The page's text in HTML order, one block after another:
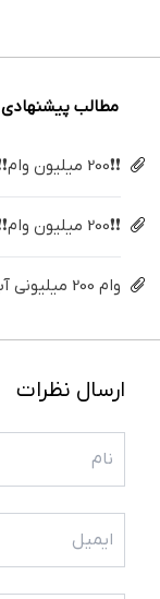
کن
مطالب پیشنهادی
❗❗200 میلیون وام❗❗ در آبان تتر احراز هویت کن
❗❗200 میلیون وام❗❗ فقط با احراز هویت
وام 200 میلیونی آبان تتر. همین الان احراز هویت کن!
ارسال نظرات